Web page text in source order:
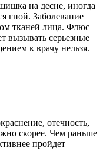
на десне, иногда
гной. Заболевание
тканей лица. Флюс
вызывать серьезные
к врачу нельзя.
отечность,
скорее. Чем раньше
пройдет